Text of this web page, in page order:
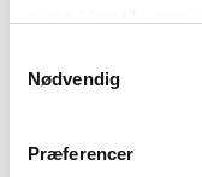
Nødvendig
Præferencer
Beredskabsforbundet